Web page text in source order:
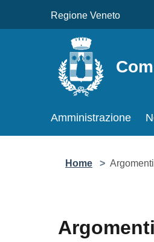
Regione Veneto
Amministrazione
Home > Argomenti
Argomenti